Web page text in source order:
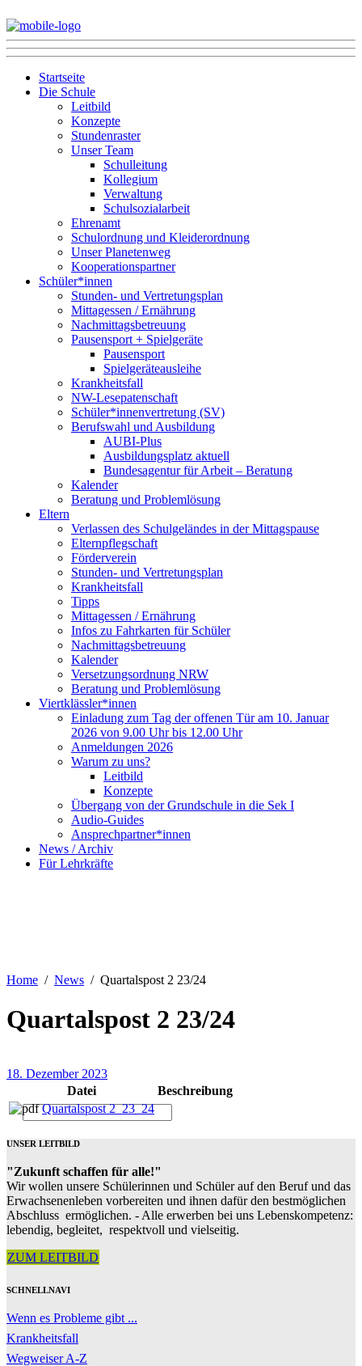
Startseite
Die Schule
Leitbild
Konzepte
Stundenraster
Unser Team
Schulleitung
Kollegium
Verwaltung
Schulsozialarbeit
Ehrenamt
Schulordnung und Kleiderordnung
Unser Planetenweg
Kooperationspartner
Schüler*innen
Stunden- und Vertretungsplan
Mittagessen / Ernährung
Nachmittagsbetreuung
Pausensport + Spielgeräte
Pausensport
Spielgeräteausleihe
Krankheitsfall
NW-Lesepatenschaft
Schüler*innenvertretung (SV)
Berufswahl und Ausbildung
AUBI-Plus
Ausbildungsplatz aktuell
Bundesagentur für Arbeit – Beratung
Kalender
Beratung und Problemlösung
Eltern
Verlassen des Schulgeländes in der Mittagspause
Elternpflegschaft
Förderverein
Stunden- und Vertretungsplan
Krankheitsfall
Tipps
Mittagessen / Ernährung
Infos zu Fahrkarten für Schüler
Nachmittagsbetreuung
Kalender
Versetzungsordnung NRW
Beratung und Problemlösung
Viertklässler*innen
Einladung zum Tag der offenen Tür am 10. Januar
2026 von 9.00 Uhr bis 12.00 Uhr
Anmeldungen 2026
Warum zu uns?
Leitbild
Konzepte
Übergang von der Grundschule in die Sek I
Audio-Guides
Ansprechpartner*innen
News / Archiv
Für Lehrkräfte
Home News Quartalspost 2 23/24
Quartalspost 2 23/24
18. Dezember 2023
Datei
Beschreibung
Quartalspost 2_23_24
UNSER LEITBILD
"Zukunft schaffen für alle!"
Wir wollen unsere Schülerinnen und Schüler auf den Beruf und das
Erwachsenenleben vorbereiten und ihnen dafür den bestmöglichen
Abschluss ermöglichen. - Alle erwerben bei uns Lebenskompetenz:
lebendig, begleitet, respektvoll und vielseitig.
ZUM LEITBILD
SCHNELLNAVI
Wenn es Probleme gibt ...
Krankheitsfall
Wegweiser A-Z